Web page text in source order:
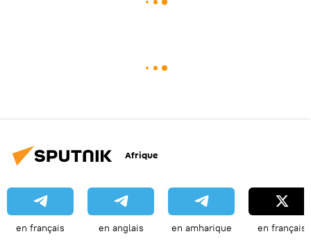
Afrique
en français en anglais en amharique en français